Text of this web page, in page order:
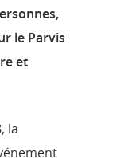
le Parvis
et
la